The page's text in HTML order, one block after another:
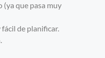
(ya que pasa muy
de planificar.